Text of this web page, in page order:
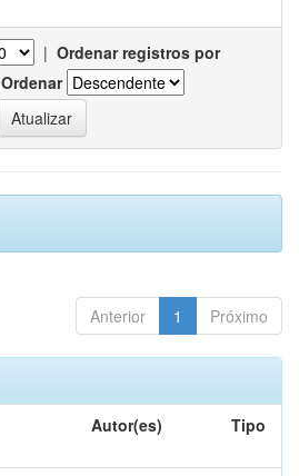
| Ordenar registros por
Ordenar
Anterior 1 Próximo
Autor(es) Tipo